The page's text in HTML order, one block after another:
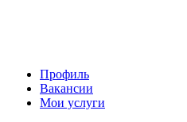
Профиль
Вакансии
Мои услуги